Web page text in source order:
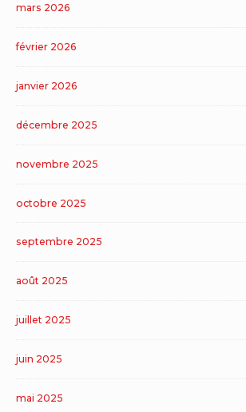
mars 2026
février 2026
janvier 2026
décembre 2025
novembre 2025
octobre 2025
septembre 2025
août 2025
juillet 2025
juin 2025
mai 2025